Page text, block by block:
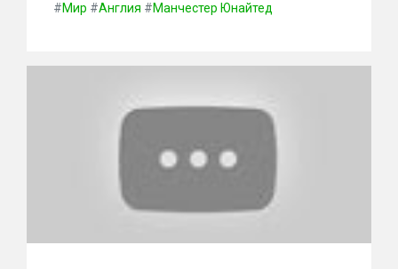
#Мир #Англия #Манчестер Юнайтед